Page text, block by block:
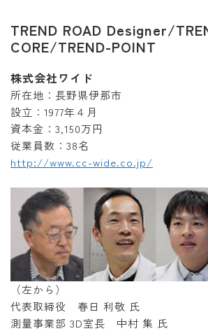
TREND ROAD Designer/
CORE/TREND-POINT
株式会社ワイド
所在地：長野県伊那市
設立：1977年４月
資本金：3,150万円
従業員数：38名
http://www.cc-wide.co.jp/
（左から）
代表取締役 春日 利敬 氏
測量事業部 3D室長 中村 集 氏